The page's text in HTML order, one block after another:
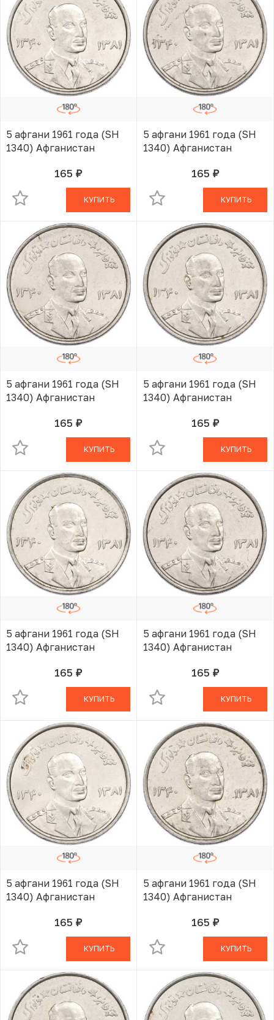
5 афгани 1961 года (SH
1340) Афганистан
165 руб.В КОРЗИНЕ
КУПИТЬ
5 афгани 1961 года (SH
1340) Афганистан
165 руб.В КОРЗИНЕ
КУПИТЬ
5 афгани 1961 года (SH
1340) Афганистан
165 руб.В КОРЗИНЕ
КУПИТЬ
5 афгани 1961 года (SH
1340) Афганистан
165 руб.В КОРЗИНЕ
КУПИТЬ
5 афгани 1961 года (SH
1340) Афганистан
165 руб.В КОРЗИНЕ
КУПИТЬ
5 афгани 1961 года (SH
1340) Афганистан
165 руб.В КОРЗИНЕ
КУПИТЬ
5 афгани 1961 года (SH
1340) Афганистан
165 руб.В КОРЗИНЕ
КУПИТЬ
5 афгани 1961 года (SH
1340) Афганистан
165 руб.В КОРЗИНЕ
КУПИТЬ